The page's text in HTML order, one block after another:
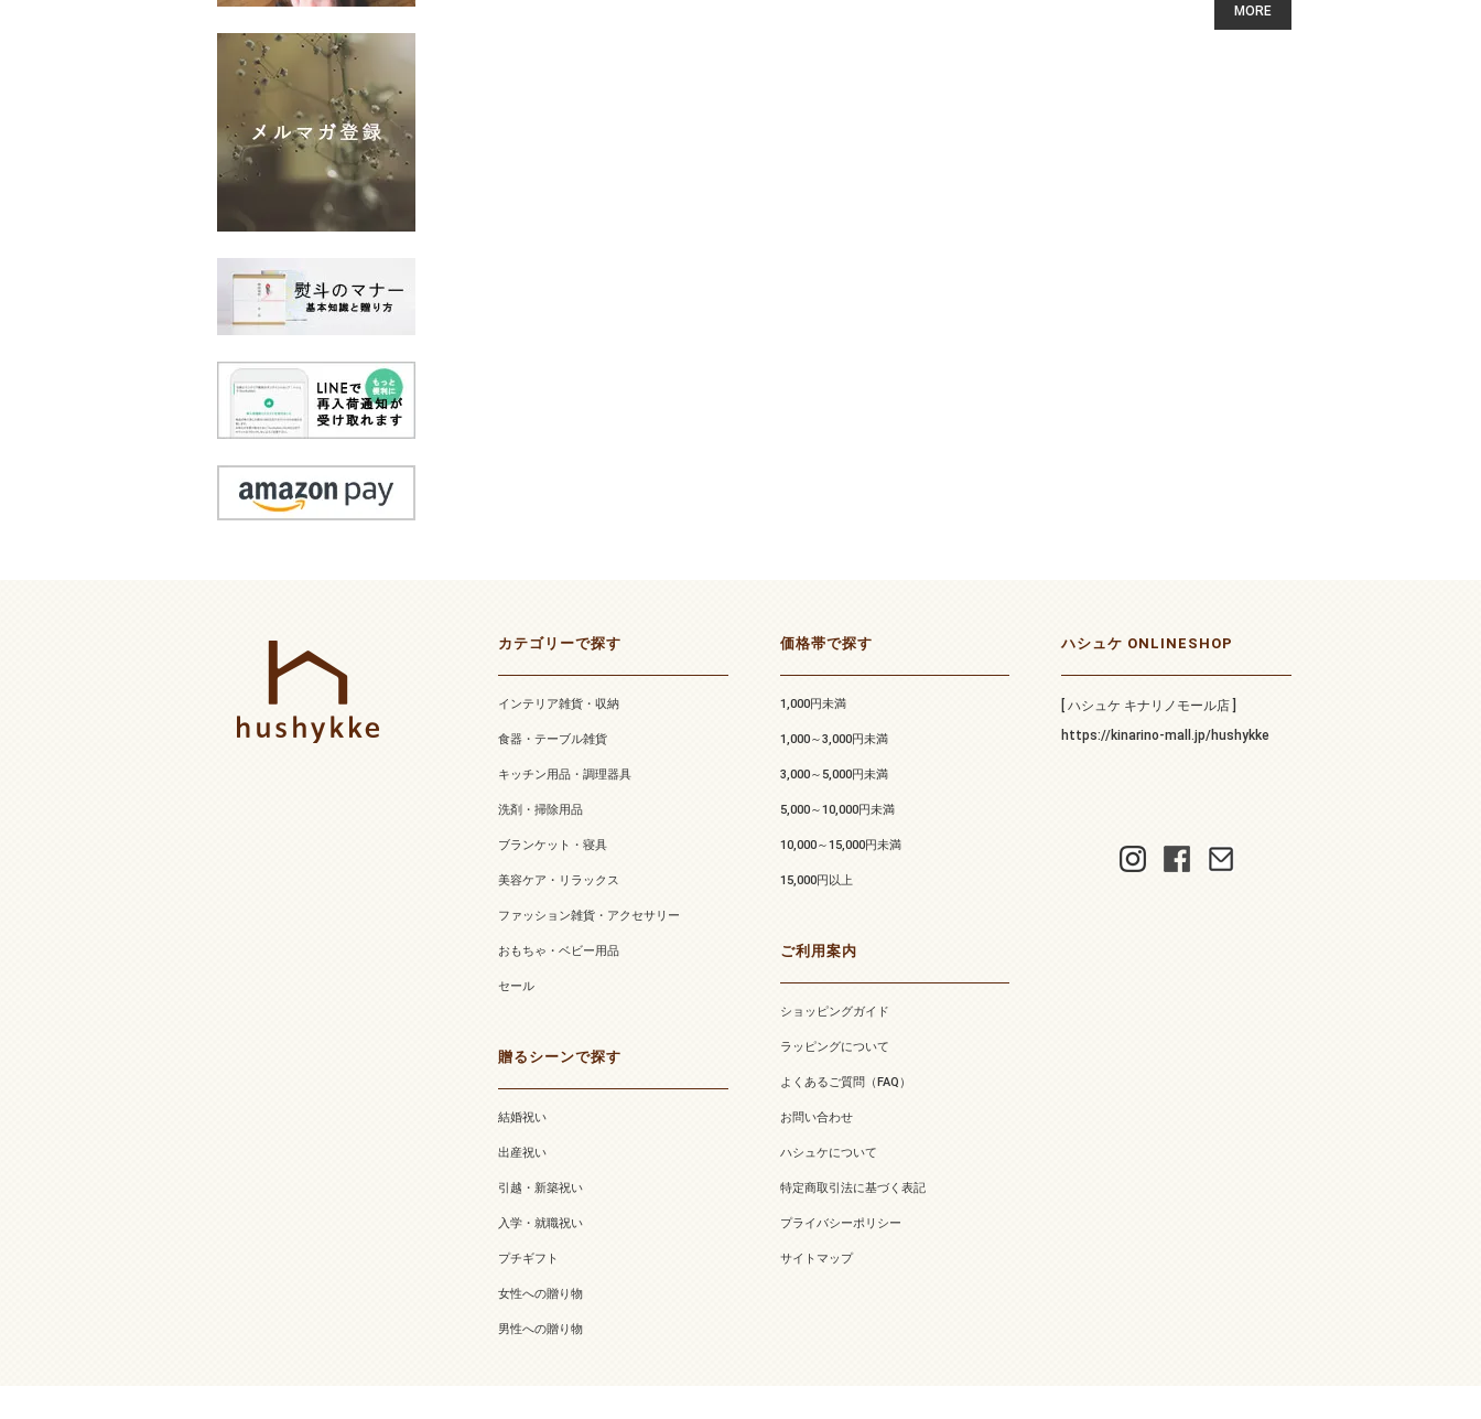
MORE
カテゴリーで探す
インテリア雑貨・収納
食器・テーブル雑貨
キッチン用品・調理器具
洗剤・掃除用品
ブランケット・寝具
美容ケア・リラックス
ファッション雑貨・アクセサリー
おもちゃ・ベビー用品
セール
贈るシーンで探す
結婚祝い
出産祝い
引越・新築祝い
入学・就職祝い
プチギフト
女性への贈り物
男性への贈り物
価格帯で探す
1,000円未満
1,000～3,000円未満
3,000～5,000円未満
5,000～10,000円未満
10,000～15,000円未満
15,000円以上
ご利用案内
ショッピングガイド
ラッピングについて
よくあるご質問（FAQ）
お問い合わせ
ハシュケについて
特定商取引法に基づく表記
プライバシーポリシー
サイトマップ
ハシュケ ONLINESHOP
[ ハシュケ キナリノモール店 ]
https://kinarino-mall.jp/hushykke